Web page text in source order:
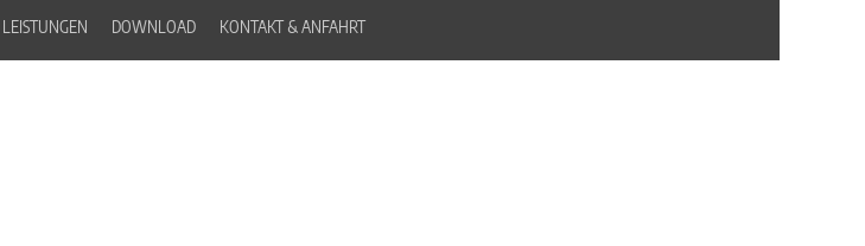
LEISTUNGEN DOWNLOAD KONTAKT & ANFAHRT